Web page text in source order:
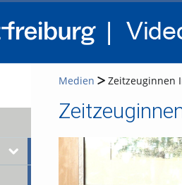
Medien Zeitzeuginnen